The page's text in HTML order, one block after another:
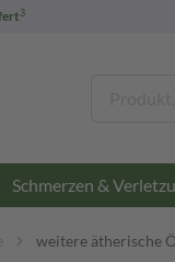
3
Schmerzen &
weitere ätherische